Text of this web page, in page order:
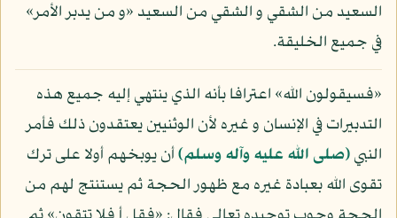
السعيد من الشقي و الشقي من السعيد «و من يدبر الأمر»
في جميع الخليقة.
«فسيقولون الله» اعترافا بأنه الذي ينتهي إليه جميع هذه
التدبيرات في الإنسان و غيره لأن الوثنيين يعتقدون ذلك فأمر
النبي(صلى الله عليه وآله وسلم)أن يوبخهم أولا على ترك
تقوى الله بعبادة غيره مع ظهور الحجة ثم يستنتج لهم من